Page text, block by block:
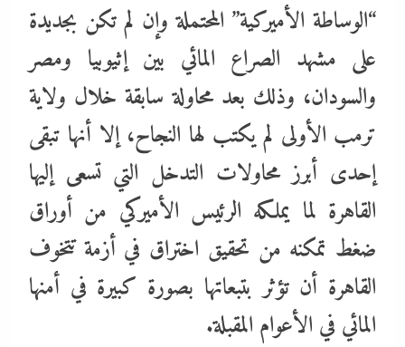
“الوساطة الأميركية” المحتملة وإن لم تكن بجديدة
على مشهد الصراع المائي بين إثيوبيا ومصر
والسودان، وذلك بعد محاولة سابقة خلال ولاية
ترمب الأولى لم يكتب لها النجاح، إلا أنها تبقى
إحدى أبرز محاولات التدخل التي تسعى إليها
القاهرة لما يملكه الرئيس الأميركي من أوراق
ضغط تمكنه من تحقيق اختراق في أزمة تتخوف
القاهرة أن تؤثر بتبعاتها بصورة كبيرة في أمنها
المائي في الأعوام المقبلة.